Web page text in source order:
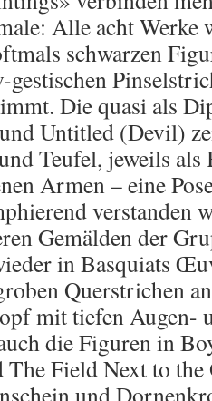
Alle acht Werke
schwarzen
gestischen
Die quasi als
Untitled (Devil)
Teufel, jeweils
Armen – eine
verstanden
Gemälden der
in Basquiats
Querstrichen
mit tiefen Augen-
die Figuren in
Field Next to the
und